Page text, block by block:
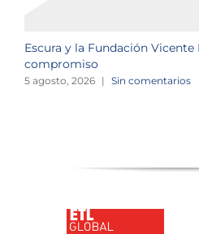
Escura y la Fundación Vicente
compromiso
5 agosto, 2026 | Sin comentarios